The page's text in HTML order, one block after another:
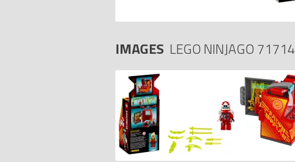
IMAGES LEGO NINJAGO 71714